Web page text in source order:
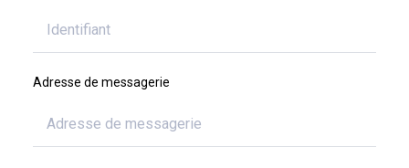
Adresse de messagerie